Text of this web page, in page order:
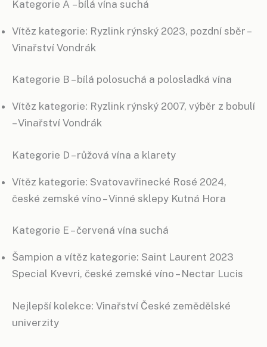
Kategorie A – bílá vína suchá
Vítěz kategorie: Ryzlink rýnský 2023, pozdní sběr –
Vinařství Vondrák
Kategorie B – bílá polosuchá a polosladká vína
Vítěz kategorie: Ryzlink rýnský 2007, výběr z bobulí
– Vinařství Vondrák
Kategorie D – růžová vína a klarety
Vítěz kategorie: Svatovavřinecké Rosé 2024,
české zemské víno – Vinné sklepy Kutná Hora
Kategorie E – červená vína suchá
Šampion a vítěz kategorie: Saint Laurent 2023
Special Kvevri, české zemské víno – Nectar Lucis
Nejlepší kolekce: Vinařství České zemědělské
univerzity